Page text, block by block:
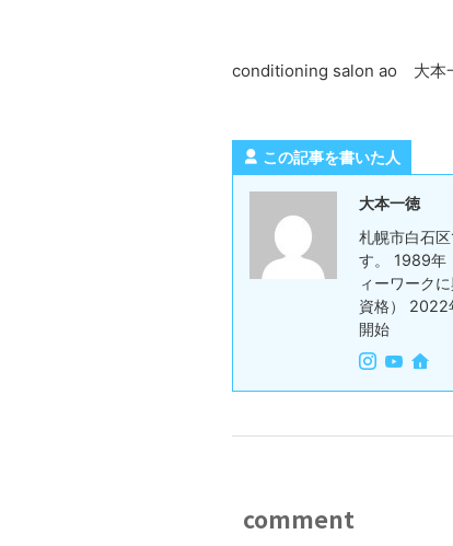
conditioning salon ao 大本
この記事を書いた人
大本一徳
札幌市白石
す。 1989年
ィーワーク
資格） 2022
開始
comment